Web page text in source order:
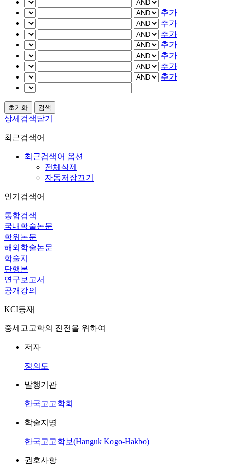
추가
추가
추가
추가
추가
추가
추가
상세검색닫기
최근검색어
최근검색어 옵션
전체삭제
자동저장끄기
인기검색어
통합검색
국내학술논문
학위논문
해외학술논문
학술지
단행본
연구보고서
공개강의
KCI등재
중세고고학의 진전을 위하여
저자
정의도
발행기관
한국고고학회
학술지명
한국고고학보(Hanguk Kogo-Hakbo)
권호사항